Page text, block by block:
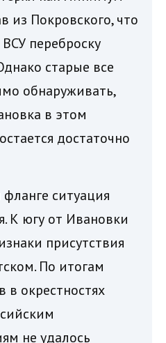
из Покровского, что
переброску
старые все
обнаруживать,
в этом
достаточно
ситуация
К югу от Ивановки
присутствия
По итогам
в окрестностях
не удалось